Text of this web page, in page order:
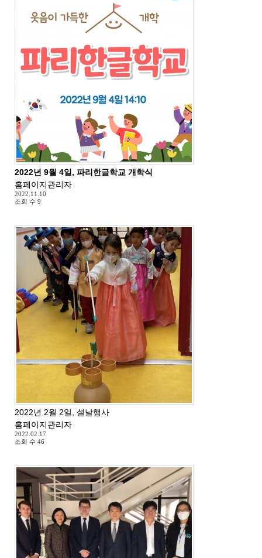
2022년 9월 4일, 파리한글학교 개학식
홈페이지관리자
2022.11.10
조회 수 9
2022년 2월 2일, 설날행사
홈페이지관리자
2022.02.17
조회 수 46